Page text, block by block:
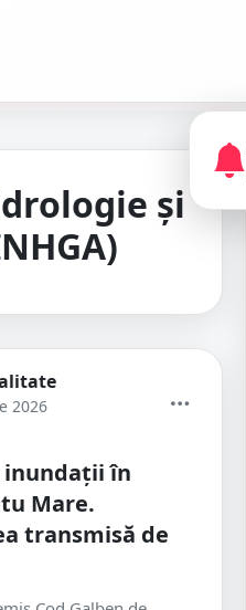
și
2026
inundații în
Mare.
transmisă de